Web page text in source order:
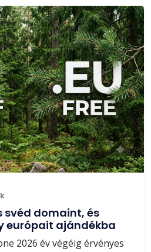
svéd domaint, és
európait ajándékba
2026 év végéig érvényes